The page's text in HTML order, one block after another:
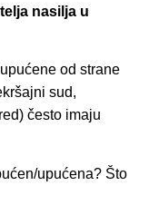
nasilja u
od strane
sud,
često imaju
upućena? Što